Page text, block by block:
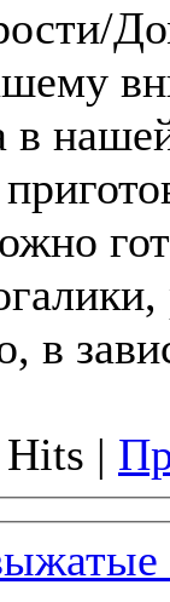
в
15.11.2011 | 5340 Hits |